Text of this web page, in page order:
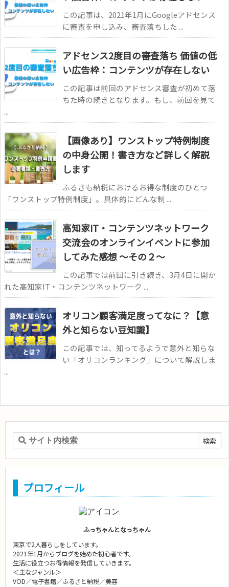
この記事は、2021年1月にGoogleアドセンス
に審査を申し込み、審査落ちした ...
アドセンス2度目の審査落ち 価値の低
い広告枠：コンテンツが存在しない
この記事は前回のアドセンス審査が初めて落
ちた時の続きとなります。もし、前回を見て
...
【画像あり】ワンストップ特例制度
の中身公開！書き方など詳しく解説
します
ふるさも納税におけるお得な制度のひとつ
「ワンストップ特例制度」。具体的にどんな制 ...
高知家IT・コンテンツネットワーク
交流会のオンラインイベントに参加
してみた感想 ～その２～
この記事では前回に引き続き、3月4日に開か
れた高知家IT・コンテンツネットワーク ...
オリコン顧客満足度ってなに？【意
外と知らない豆知識】
この記事では、知ってるようで意外と知らな
い「オリコンランキング」について解説しま
...
プロフィール
ふっちゃんとなっちゃん
東京で2人暮らしをしています。
2021年1月からブログを始めた初心者です。
生活に役立つお得情報を発信していきます。
＜主なジャンル＞
VOD／電子書籍／ふるさと納税／美容